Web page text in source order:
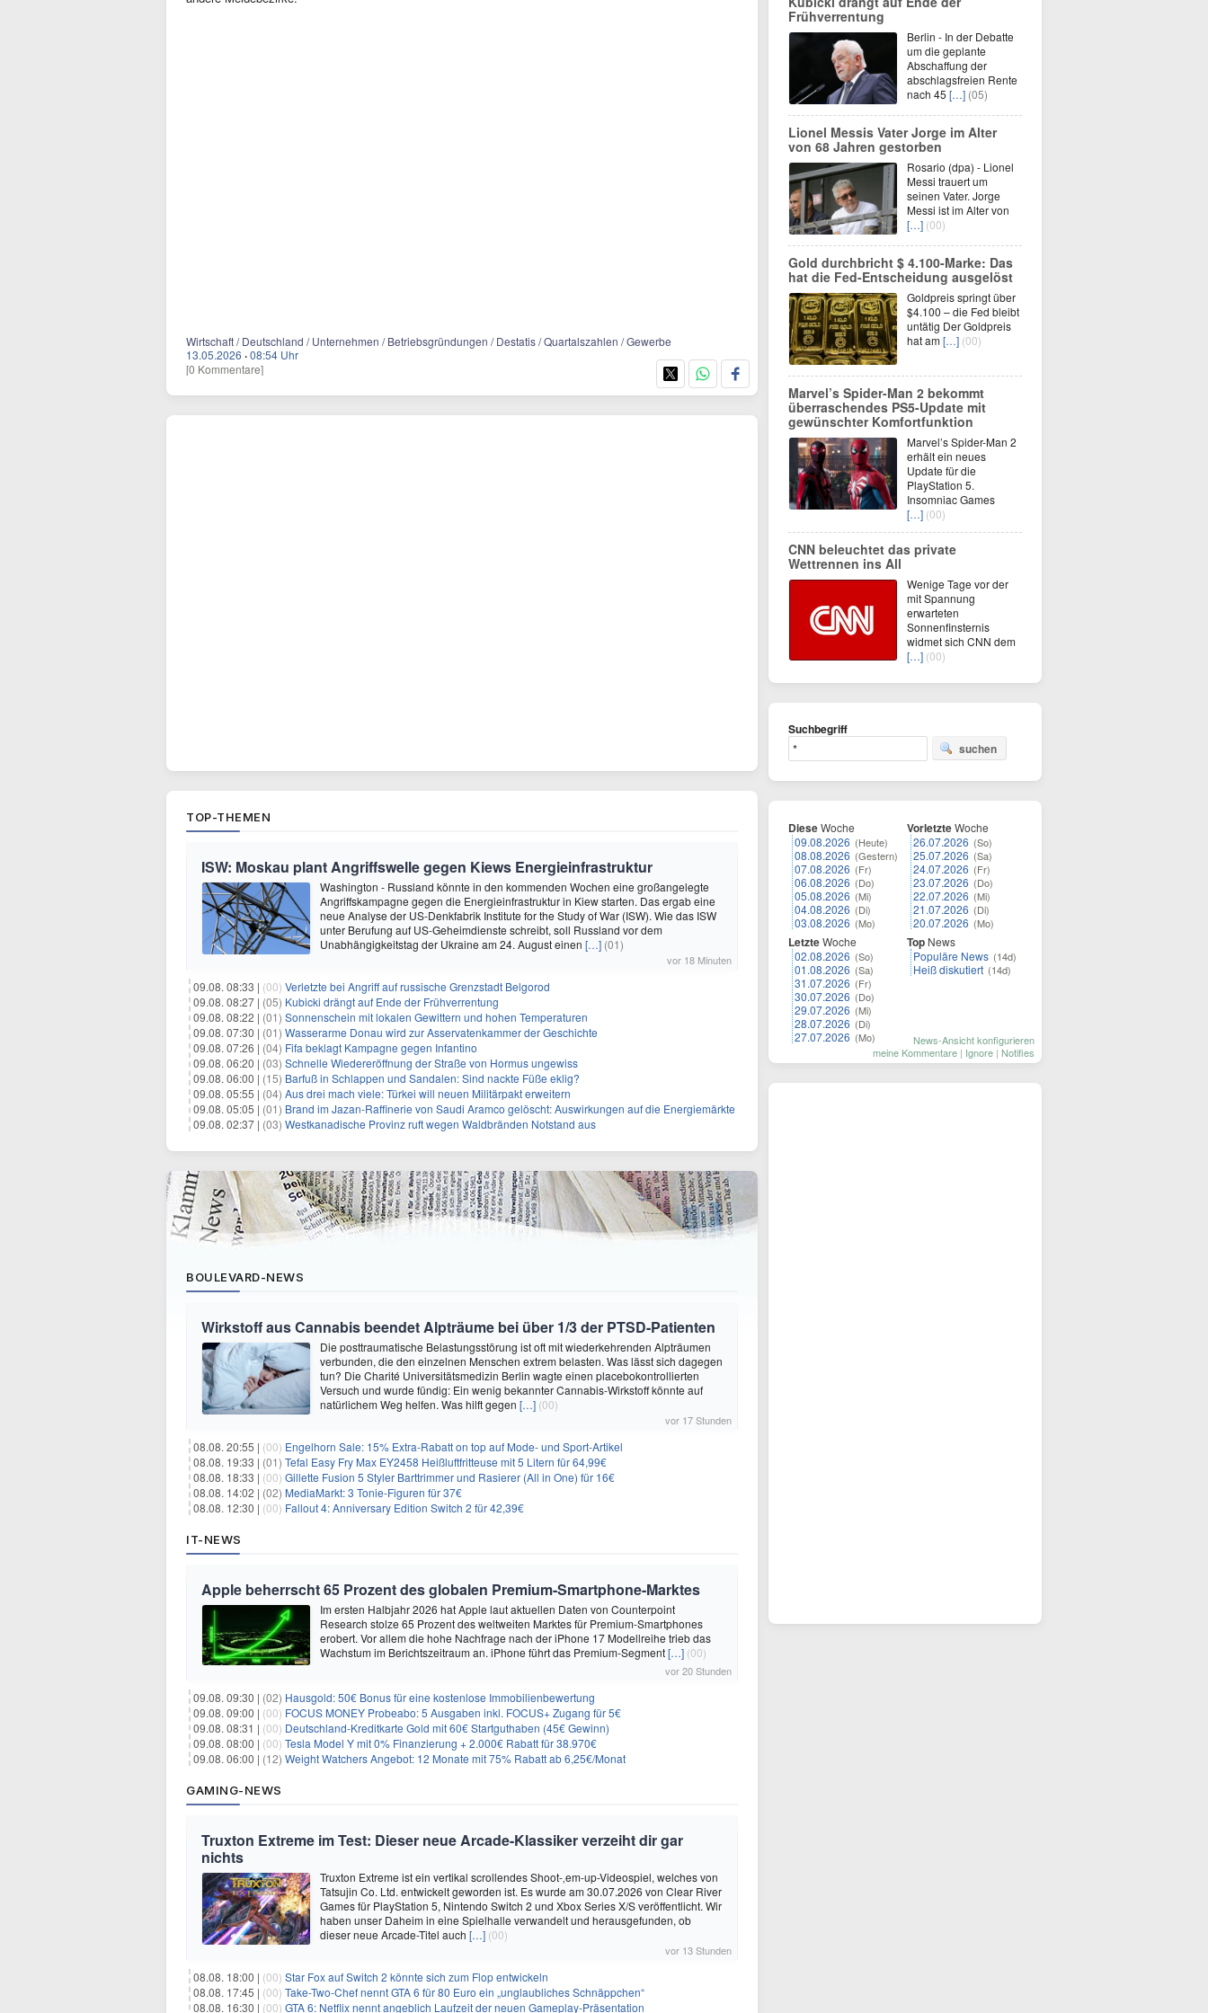
Wirtschaft / Deutschland / Unternehmen / Betriebsgründungen / Destatis / Quartalszahlen / Gewerbe
13.05.2026 ·08:54 Uhr
[0 Kommentare]
TOP-THEMEN
ISW: Moskau plant Angriffswelle gegen Kiews Energieinfrastruktur
Washington - Russland könnte in den kommenden Wochen eine großangelegte
Angriffskampagne gegen die Energieinfrastruktur in Kiew starten. Das ergab eine
neue Analyse der US-Denkfabrik Institute for the Study of War (ISW). Wie das ISW
unter Berufung auf US-Geheimdienste schreibt, soll Russland vor dem
Unabhängigkeitstag der Ukraine am 24. August einen […] (01)
vor 18 Minuten
09.08. 08:33 | (00) Verletzte bei Angriff auf russische Grenzstadt Belgorod
09.08. 08:27 | (05) Kubicki drängt auf Ende der Frühverrentung
09.08. 08:22 | (01) Sonnenschein mit lokalen Gewittern und hohen Temperaturen
09.08. 07:30 | (01) Wasserarme Donau wird zur Asservatenkammer der Geschichte
09.08. 07:26 | (04) Fifa beklagt Kampagne gegen Infantino
09.08. 06:20 | (03) Schnelle Wiedereröffnung der Straße von Hormus ungewiss
09.08. 06:00 | (15) Barfuß in Schlappen und Sandalen: Sind nackte Füße eklig?
09.08. 05:55 | (04) Aus drei mach viele: Türkei will neuen Militärpakt erweitern
09.08. 05:05 | (01) Brand im Jazan-Raffinerie von Saudi Aramco gelöscht: Auswirkungen auf die Energiemärkte
09.08. 02:37 | (03) Westkanadische Provinz ruft wegen Waldbränden Notstand aus
BOULEVARD-NEWS
Wirkstoff aus Cannabis beendet Alpträume bei über 1/3 der PTSD-Patienten
Die posttraumatische Belastungsstörung ist oft mit wiederkehrenden Alpträumen
verbunden, die den einzelnen Menschen extrem belasten. Was lässt sich dagegen
tun? Die Charité Universitätsmedizin Berlin wagte einen placebokontrollierten
Versuch und wurde fündig: Ein wenig bekannter Cannabis-Wirkstoff könnte auf
natürlichem Weg helfen. Was hilft gegen […] (00)
vor 17 Stunden
08.08. 20:55 | (00) Engelhorn Sale: 15% Extra-Rabatt on top auf Mode- und Sport-Artikel
08.08. 19:33 | (01) Tefal Easy Fry Max EY2458 Heißluftfritteuse mit 5 Litern für 64,99€
08.08. 18:33 | (00) Gillette Fusion 5 Styler Barttrimmer und Rasierer (All in One) für 16€
08.08. 14:02 | (02) MediaMarkt: 3 Tonie-Figuren für 37€
08.08. 12:30 | (00) Fallout 4: Anniversary Edition Switch 2 für 42,39€
IT-NEWS
Apple beherrscht 65 Prozent des globalen Premium-Smartphone-Marktes
Im ersten Halbjahr 2026 hat Apple laut aktuellen Daten von Counterpoint
Research stolze 65 Prozent des weltweiten Marktes für Premium-Smartphones
erobert. Vor allem die hohe Nachfrage nach der iPhone 17 Modellreihe trieb das
Wachstum im Berichtszeitraum an. iPhone führt das Premium-Segment[…] (00)
vor 20 Stunden
09.08. 09:30 | (02) Hausgold: 50€ Bonus für eine kostenlose Immobilienbewertung
09.08. 09:00 | (00) FOCUS MONEY Probeabo: 5 Ausgaben inkl. FOCUS+ Zugang für 5€
09.08. 08:31 | (00) Deutschland-Kreditkarte Gold mit 60€ Startguthaben (45€ Gewinn)
09.08. 08:00 | (00) Tesla Model Y mit 0% Finanzierung + 2.000€ Rabatt für 38.970€
09.08. 06:00 | (12) Weight Watchers Angebot: 12 Monate mit 75% Rabatt ab 6,25€/Monat
GAMING-NEWS
Truxton Extreme im Test: Dieser neue Arcade-Klassiker verzeiht dir gar
nichts
Truxton Extreme ist ein vertikal scrollendes Shoot-‚em-up-Videospiel, welches von
Tatsujin Co. Ltd. entwickelt geworden ist. Es wurde am 30.07.2026 von Clear River
Games für PlayStation 5, Nintendo Switch 2 und Xbox Series X/S veröffentlicht. Wir
haben unser Daheim in eine Spielhalle verwandelt und herausgefunden, ob
dieser neue Arcade-Titel auch […] (00)
vor 13 Stunden
08.08. 18:00 | (00) Star Fox auf Switch 2 könnte sich zum Flop entwickeln
08.08. 17:45 | (00) Take-Two-Chef nennt GTA 6 für 80 Euro ein „unglaubliches Schnäppchen“
08.08. 16:30 | (00) GTA 6: Netflix nennt angeblich Laufzeit der neuen Gameplay-Präsentation
Frühverrentung
Berlin - In der Debatte
um die geplante
Abschaffung der
abschlagsfreien Rente
nach 45 […] (05)
Lionel Messis Vater Jorge im Alter
von 68 Jahren gestorben
Rosario (dpa) - Lionel
Messi trauert um
seinen Vater. Jorge
Messi ist im Alter von
[…] (00)
Gold durchbricht $ 4.100-Marke: Das
hat die Fed-Entscheidung ausgelöst
Goldpreis springt über
$4.100 – die Fed bleibt
untätig Der Goldpreis
hat am[…] (00)
Marvel’s Spider-Man 2 bekommt
überraschendes PS5-Update mit
gewünschter Komfortfunktion
Marvel’s Spider-Man 2
erhält ein neues
Update für die
PlayStation 5.
Insomniac Games
[…] (00)
CNN beleuchtet das private
Wettrennen ins All
Wenige Tage vor der
mit Spannung
erwarteten
Sonnenfinsternis
widmet sich CNN dem
[…] (00)
Suchbegriff
suchen
DieseWoche
09.08.2026 (Heute)
08.08.2026 (Gestern)
07.08.2026 (Fr)
06.08.2026 (Do)
05.08.2026 (Mi)
04.08.2026 (Di)
03.08.2026 (Mo)
LetzteWoche
02.08.2026 (So)
01.08.2026 (Sa)
31.07.2026 (Fr)
30.07.2026 (Do)
29.07.2026 (Mi)
28.07.2026 (Di)
27.07.2026 (Mo)
VorletzteWoche
26.07.2026 (So)
25.07.2026 (Sa)
24.07.2026 (Fr)
23.07.2026 (Do)
22.07.2026 (Mi)
21.07.2026 (Di)
20.07.2026 (Mo)
Top News
Populäre News (14d)
Heiß diskutiert (14d)
News-Ansicht konfigurieren
meine Kommentare | Ignore | Notifies